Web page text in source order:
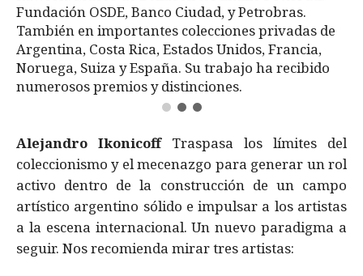
Fundación OSDE, Banco Ciudad, y Petrobras.
También en importantes colecciones privadas de
Argentina, Costa Rica, Estados Unidos, Francia,
Noruega, Suiza y España. Su trabajo ha recibido
numerosos premios y distinciones.
Alejandro Ikonicoff Traspasa los límites del
coleccionismo y el mecenazgo para generar un rol
activo dentro de la construcción de un campo
artístico argentino sólido e impulsar a los artistas
a la escena internacional. Un nuevo paradigma a
seguir. Nos recomienda mirar tres artistas: